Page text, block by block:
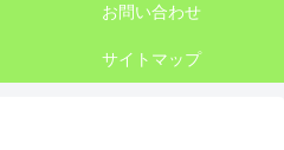
お問い合わせ
サイトマップ